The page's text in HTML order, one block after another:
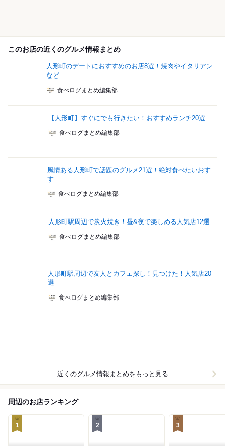
このお店の近くのグルメ情報まとめ
人形町のデートにおすすめのお店8選！焼肉やイタリアン
など
食べログまとめ編集部
【人形町】すぐにでも行きたい！おすすめランチ20選
食べログまとめ編集部
風情ある人形町で話題のグルメ21選！絶対食べたいおす
す...
食べログまとめ編集部
人形町駅周辺で炭火焼き！昼&夜で楽しめる人気店12選
食べログまとめ編集部
人形町駅周辺で友人とカフェ探し！見つけた！人気店20
選
食べログまとめ編集部
近くのグルメ情報まとめをもっと見る
周辺のお店ランキング
1 2 3